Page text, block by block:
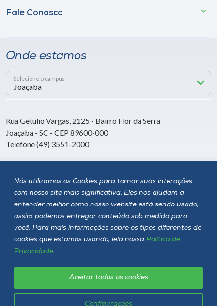
Nós utilizamos os Cookies para tornar suas interações
com nosso site mais significativa. Eles nos ajudam a
entender melhor como nosso website está sendo usado,
assim podemos entregar conteúdo sob medida para
você. Para mais informações sobre os tipos diferentes de
cookies que estamos usando, leia nossa Política de
Privacidade.
Configurações
Aceitar todos os cookies
Fale Conosco
Onde estamos
Selecione o campus
Rua Getúlio Vargas, 2125 - Bairro Flor da Serra
Joaçaba - SC - CEP 89600-000
Telefone (49) 3551-2000
Siga a Unoesc
Unoesc © 2026 - Todos os direitos reservados
Política de privacidade LGPD